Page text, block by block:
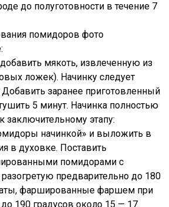
до полуготовности в течение 7
помидоров фото
мякоть, извлеченную из
ложек). Начинку следует
заранее приготовленный
5 минут. Начинка полностью
заключительному этапу:
начинкой» и выложить в
в духовке. Поставить
помидорами с
предварительно до 180
фаршированные фаршем при
190 градусов около 15 — 17